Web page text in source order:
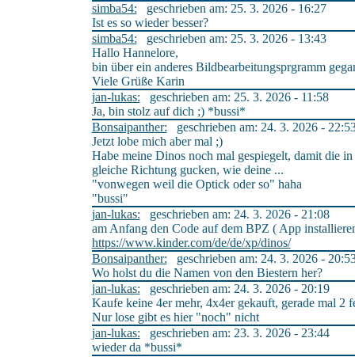
simba54: geschrieben am: 25. 3. 2026 - 16:27
Ist es so wieder besser?
simba54: geschrieben am: 25. 3. 2026 - 13:43
Hallo Hannelore,
bin über ein anderes Bildbearbeitungsprgramm
Viele Grüße Karin
jan-lukas: geschrieben am: 25. 3. 2026 - 11:58
Ja, bin stolz auf dich ;) *bussi*
Bonsaipanther: geschrieben am: 24. 3. 2026 -
Jetzt lobe mich aber mal ;)
Habe meine Dinos noch mal gespiegelt, damit die in
gleiche Richtung gucken, wie deine ...
"vonwegen weil die Optick oder so" haha
"bussi"
jan-lukas: geschrieben am: 24. 3. 2026 - 21:08
am Anfang den Code auf dem BPZ ( App
https://www.kinder.com/de/de/xp/dinos/
Bonsaipanther: geschrieben am: 24. 3. 2026 -
Wo holst du die Namen von den Biestern her?
jan-lukas: geschrieben am: 24. 3. 2026 - 20:19
Kaufe keine 4er mehr, 4x4er gekauft, gerade mal 2
Nur lose gibt es hier "noch" nicht
jan-lukas: geschrieben am: 23. 3. 2026 - 23:44
wieder da *bussi*